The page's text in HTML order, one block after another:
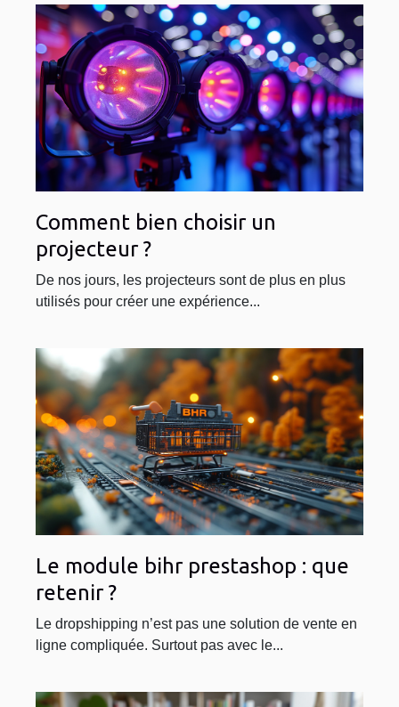
Comment bien choisir un
projecteur ?
De nos jours, les projecteurs sont de plus en plus
utilisés pour créer une expérience...
Le module bihr prestashop : que
retenir ?
Le dropshipping n’est pas une solution de vente en
ligne compliquée. Surtout pas avec le...